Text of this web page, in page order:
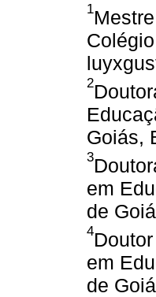
1
2
Goiás,
3
em
de
4
em
de